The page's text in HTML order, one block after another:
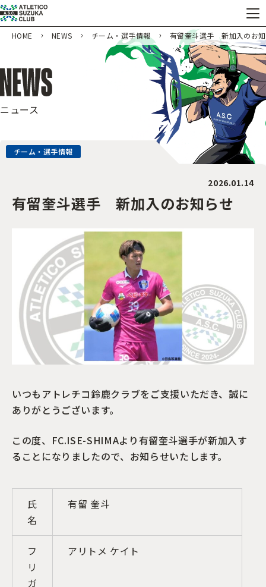
HOME NEWS チーム・選手情報 有留奎斗選手 新加入のお
ニュース
チーム・選手情報
2026.01.14
有留奎斗選手 新加入のお知らせ
いつもアトレチコ鈴鹿クラブをご支援いただき、誠に
ありがとうございます。
この度、FC.ISE-SHIMAより有留奎斗選手が新加入す
ることになりましたので、お知らせいたします。
氏
名
有留 奎斗
フ
リ
ガ
アリトメ ケイト